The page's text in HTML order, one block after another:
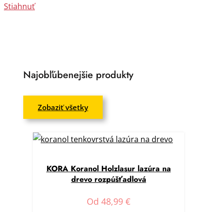
Stiahnuť
Najobľúbenejšie produkty
Zobaziť všetky
KORA Koranol Holzlasur lazúra na
drevo rozpúšťadlová
Od 48,99 €